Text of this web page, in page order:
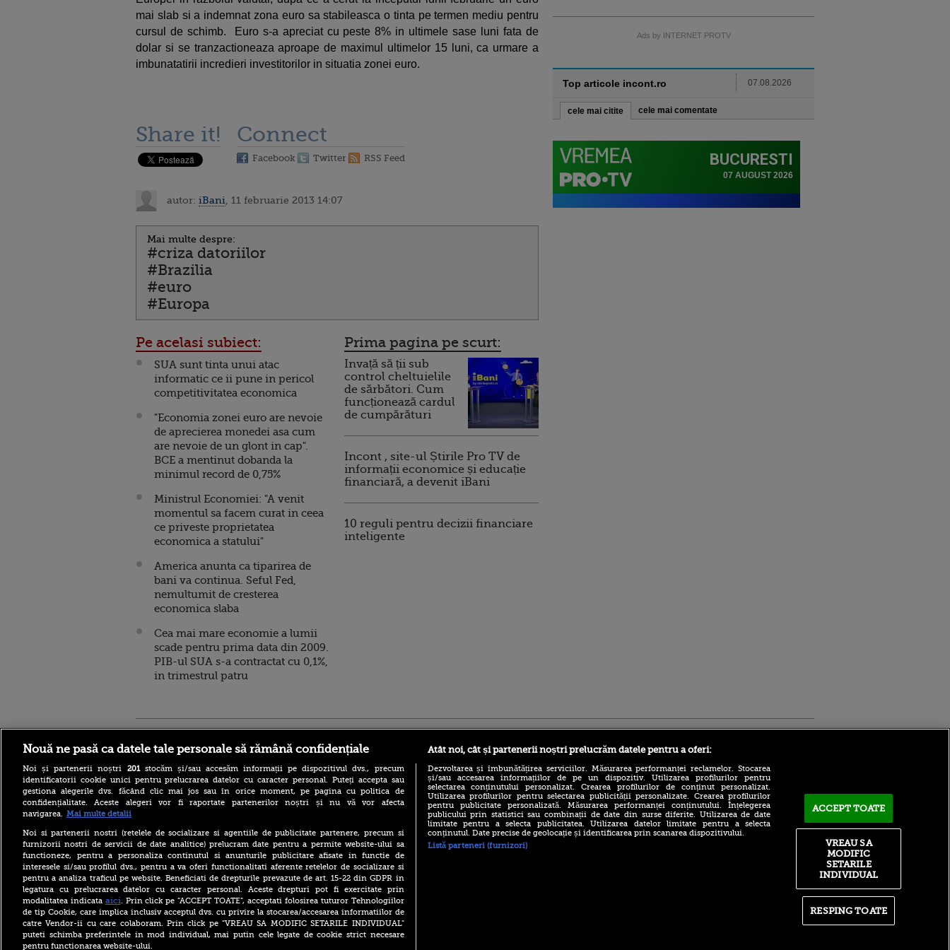
mai slab si a indemnat zona euro sa stabileasca o tinta pe termen mediu pentru
cursul de schimb. Euro s-a apreciat cu peste 8% in ultimele sase luni fata de
dolar si se tranzactioneaza aproape de maximul ultimelor 15 luni, ca urmare a
imbunatatirii incredieri investitorilor in situatia zonei euro.
Share it! Connect
Facebook Twitter RSS Feed
autor: iBani , 11 februarie 2013 14:07
Mai multe despre:
#criza datoriilor
#Brazilia
#euro
#Europa
Pe acelasi subiect:
SUA sunt tinta unui atac
informatic ce ii pune in pericol
competitivitatea economica
"Economia zonei euro are nevoie
de aprecierea monedei asa cum
are nevoie de un glont in cap".
BCE a mentinut dobanda la
minimul record de 0,75%
Ministrul Economiei: "A venit
momentul sa facem curat in ceea
ce priveste proprietatea
economica a statului"
America anunta ca tiparirea de
bani va continua. Seful Fed,
nemultumit de cresterea
economica slaba
Cea mai mare economie a lumii
scade pentru prima data din 2009.
PIB-ul SUA s-a contractat cu 0,1%,
in trimestrul patru
Prima pagina pe scurt:
Invață să ții sub
control cheltuielile
de sărbători. Cum
funcționează cardul
de cumpărături
Incont , site-ul Știrile Pro TV de
informații economice și educație
financiară, a devenit iBani
10 reguli pentru decizii financiare
inteligente
Ads by INTERNET PROTV
Top articole incont.ro 07.08.2026
cele mai citite cele mai comentate
româncă a fost arestată în
Germania pentru spionaj în
favoarea Rusiei
Alerta West Nile: două
persoane au murit, iar
numărul cazurilor a ajuns la
10. Măsurile de protecție
împotriva țânțarilor
Ce le-a spus Donald Trump
donatorilor despre
succesorul său pentru
(P) Descoperă Lumea
Evenimentelor din România
Atmosferă din altă lume la
City pentru 50.000.000€ și a
Nouă ne pasă ca datele tale personale să rămână confidențiale
Noi și partenerii noștri 201stocăm și/sau accesăm informații pe dispozitivul dvs., precum
identificatorii cookie unici pentru prelucrarea datelor cu caracter personal. Puteți accepta sau
gestiona alegerile dvs. făcând clic mai jos sau în orice moment, pe pagina cu politica de
confidențialitate. Aceste alegeri vor fi raportate partenerilor noștri și nu vă vor afecta
navigarea. Mai multe detalii
Noi si partenerii nostri (retelele de socializare si agentiile de publicitate partenere, precum si
furnizorii nostri de servicii de date analitice) prelucram date pentru a permite website-ului sa
functioneze, pentru a personaliza continutul si anunturile publicitare afisate in functie de
interesele si/sau profilul dvs., pentru a va oferi functionalitati aferente retelelor de socializare si
pentru a analiza traficul pe website. Beneficiati de drepturile prevazute de art. 15-22 din GDPR in
legatura cu prelucrarea datelor cu caracter personal. Aceste drepturi pot fi exercitate prin
modalitatea indicata aici. Prin click pe “ACCEPT TOATE”, acceptati folosirea tuturor Tehnologiilor
de tip Cookie, care implica inclusiv acceptul dvs. cu privire la stocarea/accesarea informatiilor de
catre Vendor-ii cu care colaboram. Prin click pe “VREAU SA MODIFIC SETARILE INDIVIDUAL”
puteti schimba preferintele in mod individual, mai putin cele legate de cookie strict necesare
pentru functionarea website-ului.
Atât noi, cât și partenerii noștri prelucrăm datele pentru a oferi:
Dezvoltarea și îmbunătățirea serviciilor. Măsurarea performanței reclamelor. Stocarea
și/sau accesarea informațiilor de pe un dispozitiv. Utilizarea profilurilor pentru
selectarea conținutului personalizat. Crearea profilurilor de conținut personalizat.
Utilizarea profilurilor pentru selectarea publicității personalizate. Crearea profilurilor
pentru publicitate personalizată. Măsurarea performanței conținutului. Înțelegerea
publicului prin statistici sau combinații de date din surse diferite. Utilizarea de date
limitate pentru a selecta publicitatea. Utilizarea datelor limitate pentru a selecta
conținutul. Date precise de geolocație și identificarea prin scanarea dispozitivului.
Listă parteneri (furnizori)
ACCEPT TOATE
RESPING TOATE
VREAU SA
MODIFIC
SETARILE
INDIVIDUAL